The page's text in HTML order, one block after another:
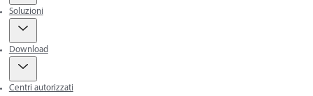
Soluzioni
Download
Centri autorizzati